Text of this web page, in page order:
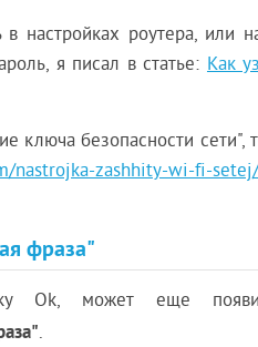
настройках роутера, или
я писал в статье: Как
ключа безопасности
nastrojka-zashhity-wi-fi-
фраза"
Ok, может еще
.